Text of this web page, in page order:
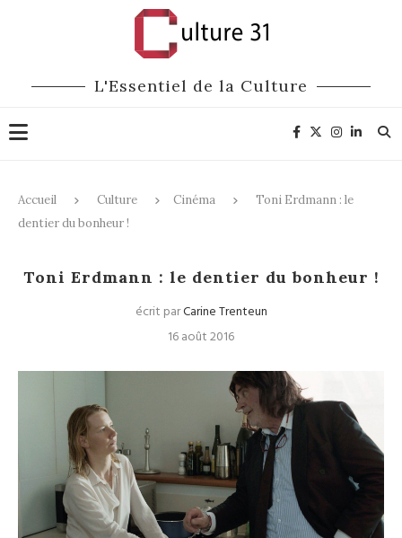
L'Essentiel de la Culture
Accueil Culture Cinéma
Toni Erdmann : le
dentier du bonheur !
Toni Erdmann : le dentier du bonheur !
écrit parCarine Trenteun
16 août 2016